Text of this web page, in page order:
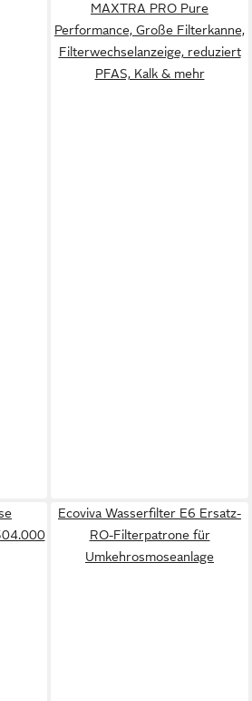
MAXTRA PRO Pure
Performance, Große Filterkanne,
Filterwechselanzeige, reduziert
PFAS, Kalk & mehr
Ecoviva Wasserfilter E6 Ersatz-
RO-Filterpatrone für
Umkehrosmoseanlage